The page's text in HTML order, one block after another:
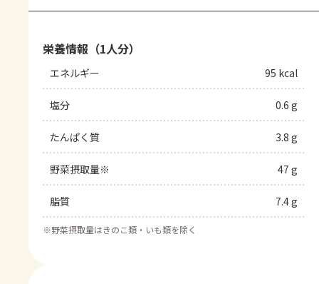
栄養情報（1人分）
エネルギー 95 kcal
塩分 0.6 g
たんぱく質 3.8 g
野菜摂取量※ 47 g
脂質 7.4 g
※野菜摂取量はきのこ類・いも類を除く